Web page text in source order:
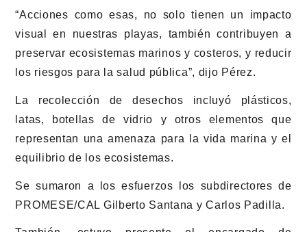
“Acciones como esas, no solo tienen un impacto
visual en nuestras playas, también contribuyen a
preservar ecosistemas marinos y costeros, y reducir
los riesgos para la salud pública”, dijo Pérez.
La recolección de desechos incluyó plásticos,
latas, botellas de vidrio y otros elementos que
representan una amenaza para la vida marina y el
equilibrio de los ecosistemas.
Se sumaron a los esfuerzos los subdirectores de
PROMESE/CAL Gilberto Santana y Carlos Padilla.